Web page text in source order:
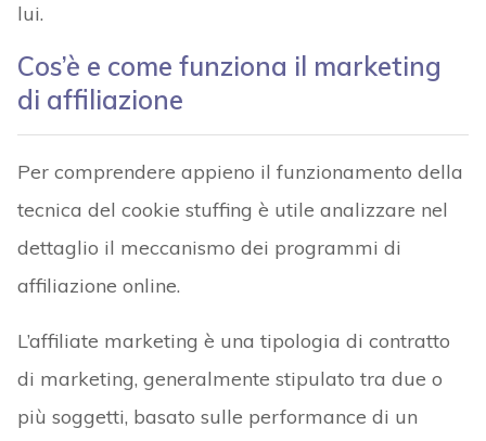
lui.
Cos’è e come funziona il marketing
di affiliazione
Per comprendere appieno il funzionamento della
tecnica del cookie stuffing è utile analizzare nel
dettaglio il meccanismo dei programmi di
affiliazione online.
L’affiliate marketing è una tipologia di contratto
di marketing, generalmente stipulato tra due o
più soggetti, basato sulle performance di un